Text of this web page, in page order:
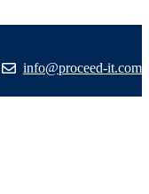
info@proceed-it.com